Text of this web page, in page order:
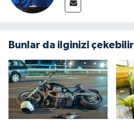
Bunlar da ilginizi çekebilir